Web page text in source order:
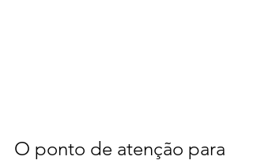
O ponto de atenção para